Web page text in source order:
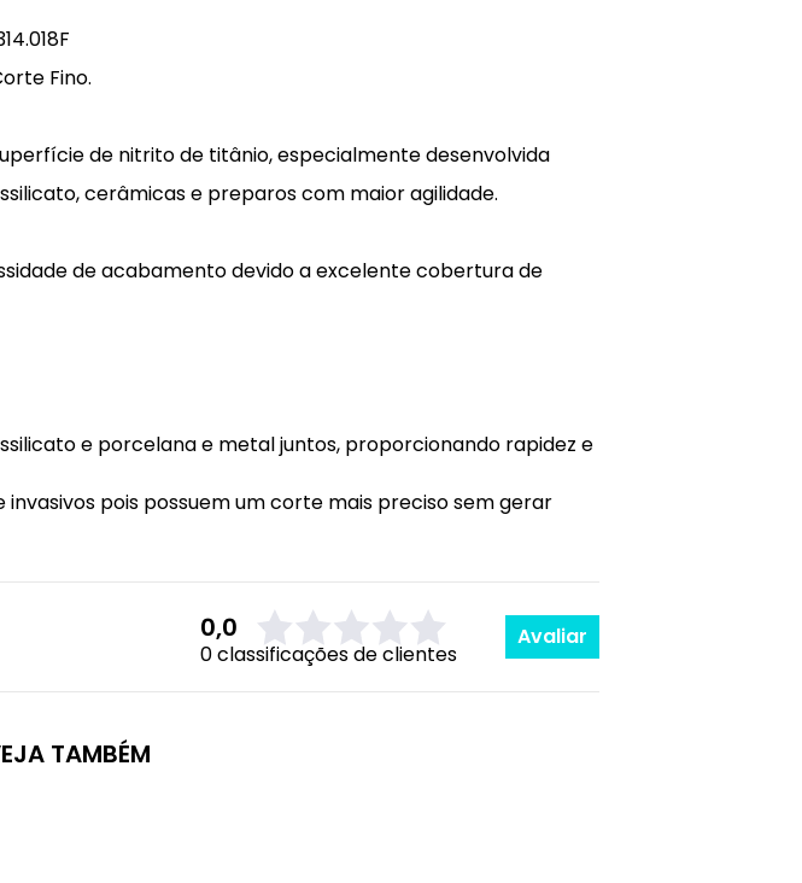
Fino.
de nitrito de titânio, especialmente desenvolvida
cerâmicas e preparos com maior agilidade.
de acabamento devido a excelente cobertura de
e porcelana e metal juntos, proporcionando rapidez e
pois possuem um corte mais preciso sem gerar
0,0
0 classificações de clientes
Avaliar
TAMBÉM